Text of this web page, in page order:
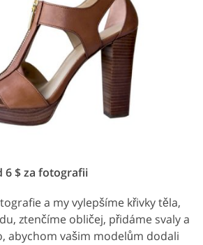
6 $ za fotografii
a my vylepšíme křivky těla,
ztenčíme obličej, přidáme svaly a
abychom vašim modelům dodali